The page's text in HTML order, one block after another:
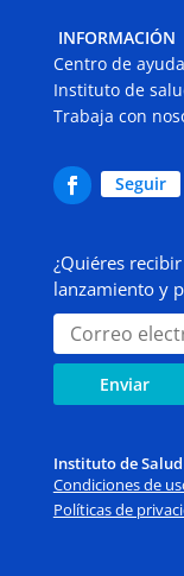
INFORMACIÓN
Centro de ayuda
Instituto de
Trabaja con
Seguir
¿Quiéres
lanzamiento y
Enviar
Instituto de
Condiciones de
Políticas de